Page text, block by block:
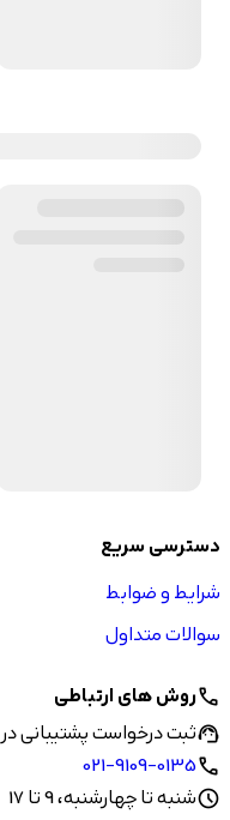
دسترسی سریع
شرایط و ضوابط
سوالات متداول
callروش های ارتباطی
support_agentثبت درخواست پشتیبانی در
call
021-9109-0135
scheduleشنبه تا چهارشنبه، 9 تا 17